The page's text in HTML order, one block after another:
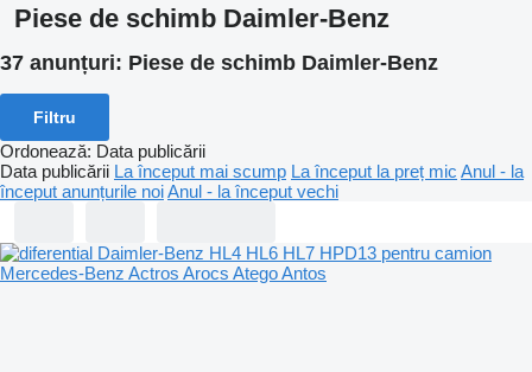
Piese de schimb Daimler-Benz
37 anunțuri: Piese de schimb Daimler-Benz
Filtru
Ordonează: Data publicării
Data publicării La început mai scump La început la preț mic Anul - la
început anunțurile noiAnul - la început vechi